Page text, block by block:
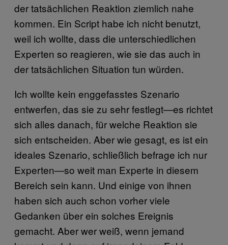
der tatsächlichen Reaktion ziemlich nahe
kommen. Ein Script habe ich nicht benutzt,
weil ich wollte, dass die unterschiedlichen
Experten so reagieren, wie sie das auch in
der tatsächlichen Situation tun würden.
Ich wollte kein enggefasstes Szenario
entwerfen, das sie zu sehr festlegt—es richtet
sich alles danach, für welche Reaktion sie
sich entscheiden. Aber wie gesagt, es ist ein
ideales Szenario, schließlich befrage ich nur
Experten—so weit man Experte in diesem
Bereich sein kann. Und einige von ihnen
haben sich auch schon vorher viele
Gedanken über ein solches Ereignis
gemacht. Aber wer weiß, wenn jemand